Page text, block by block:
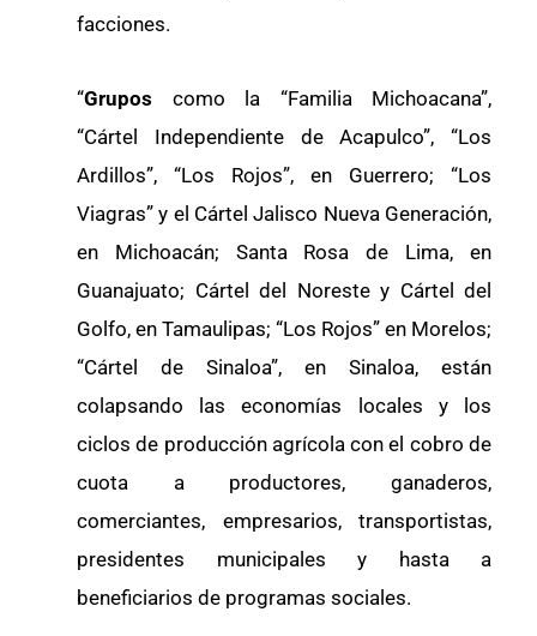
facciones.
“Grupos como la “Familia Michoacana”,
“Cártel Independiente de Acapulco”, “Los
Ardillos”, “Los Rojos”, en Guerrero; “Los
Viagras” y el Cártel Jalisco Nueva Generación,
en Michoacán; Santa Rosa de Lima, en
Guanajuato; Cártel del Noreste y Cártel del
Golfo, en Tamaulipas; “Los Rojos” en Morelos;
“Cártel de Sinaloa”, en Sinaloa, están
colapsando las economías locales y los
ciclos de producción agrícola con el cobro de
cuota a productores, ganaderos,
comerciantes, empresarios, transportistas,
presidentes municipales y hasta a
beneficiarios de programas sociales.